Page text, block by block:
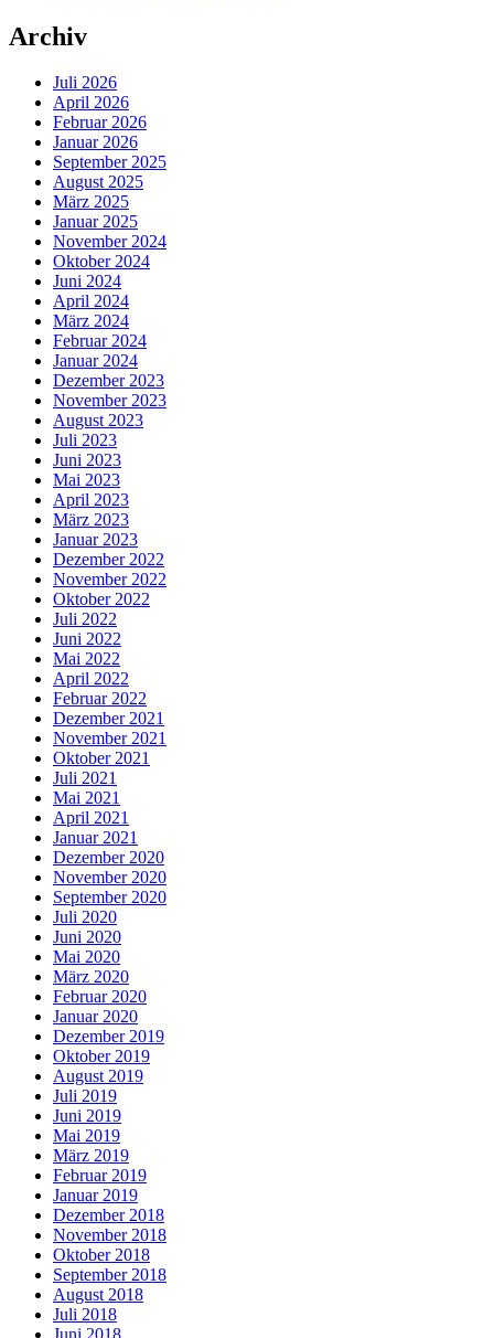
Archiv
Juli 2026
April 2026
Februar 2026
Januar 2026
September 2025
August 2025
März 2025
Januar 2025
November 2024
Oktober 2024
Juni 2024
April 2024
März 2024
Februar 2024
Januar 2024
Dezember 2023
November 2023
August 2023
Juli 2023
Juni 2023
Mai 2023
April 2023
März 2023
Januar 2023
Dezember 2022
November 2022
Oktober 2022
Juli 2022
Juni 2022
Mai 2022
April 2022
Februar 2022
Dezember 2021
November 2021
Oktober 2021
Juli 2021
Mai 2021
April 2021
Januar 2021
Dezember 2020
November 2020
September 2020
Juli 2020
Juni 2020
Mai 2020
März 2020
Februar 2020
Januar 2020
Dezember 2019
Oktober 2019
August 2019
Juli 2019
Juni 2019
Mai 2019
März 2019
Februar 2019
Januar 2019
Dezember 2018
November 2018
Oktober 2018
September 2018
August 2018
Juli 2018